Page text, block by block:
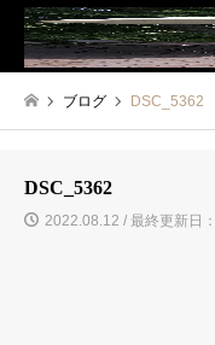
ブログ DSC_5362
DSC_5362
2022.08.12 / 最終更新日